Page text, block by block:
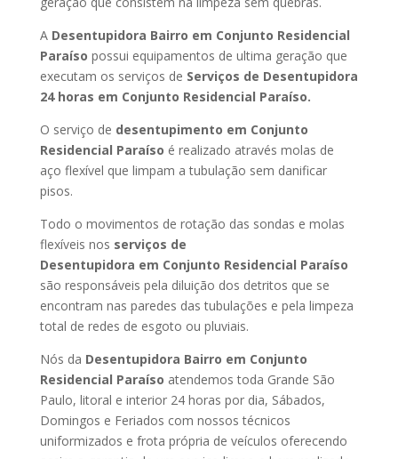
A Desentupidora Bairro em Conjunto Residencial
Paraíso possui equipamentos de ultima geração que
executam os serviços de Serviços de Desentupidora
24 horas em Conjunto Residencial Paraíso.
O serviço de desentupimento em Conjunto
Residencial Paraíso é realizado através molas de
aço flexível que limpam a tubulação sem danificar
pisos.
Todo o movimentos de rotação das sondas e molas
flexíveis nos serviços de
Desentupidora em Conjunto Residencial Paraíso
são responsáveis pela diluição dos detritos que se
encontram nas paredes das tubulações e pela limpeza
total de redes de esgoto ou pluviais.
Nós da Desentupidora Bairro em Conjunto
Residencial Paraíso atendemos toda Grande São
Paulo, litoral e interior 24 horas por dia, Sábados,
Domingos e Feriados com nossos técnicos
uniformizados e frota própria de veículos oferecendo